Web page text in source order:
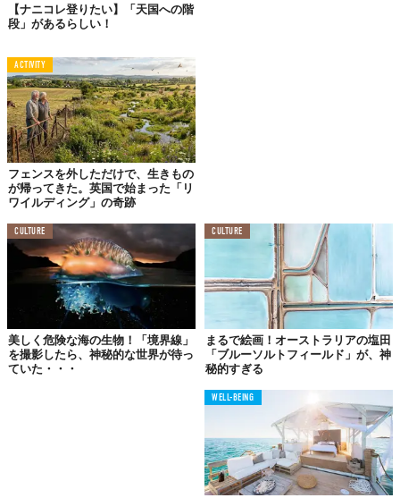
セルリアン・ブルー
#3
【ナニコレ登りたい】「天国への階
段」があるらしい！
ACTIVITY
フェンスを外しただけで、生きもの
が帰ってきた。英国で始まった「リ
ワイルディング」の奇跡
CULTURE
美しく危険な海の生物！「境界線」
を撮影したら、神秘的な世界が待っ
ていた・・・
CULTURE
まるで絵画！オーストラリアの塩田
「ブルーソルトフィールド」が、神
秘的すぎる
WELL-BEING